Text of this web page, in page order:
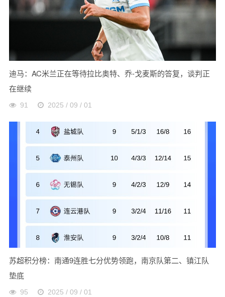
迪马：AC米兰正在等待拉比奥特、乔-戈麦斯的答复，谈判正
在继续
91 2025 / 09 / 01
苏超积分榜：南通9连胜七分优势领跑，南京队第二、镇江队
垫底
95 2025 / 09 / 01